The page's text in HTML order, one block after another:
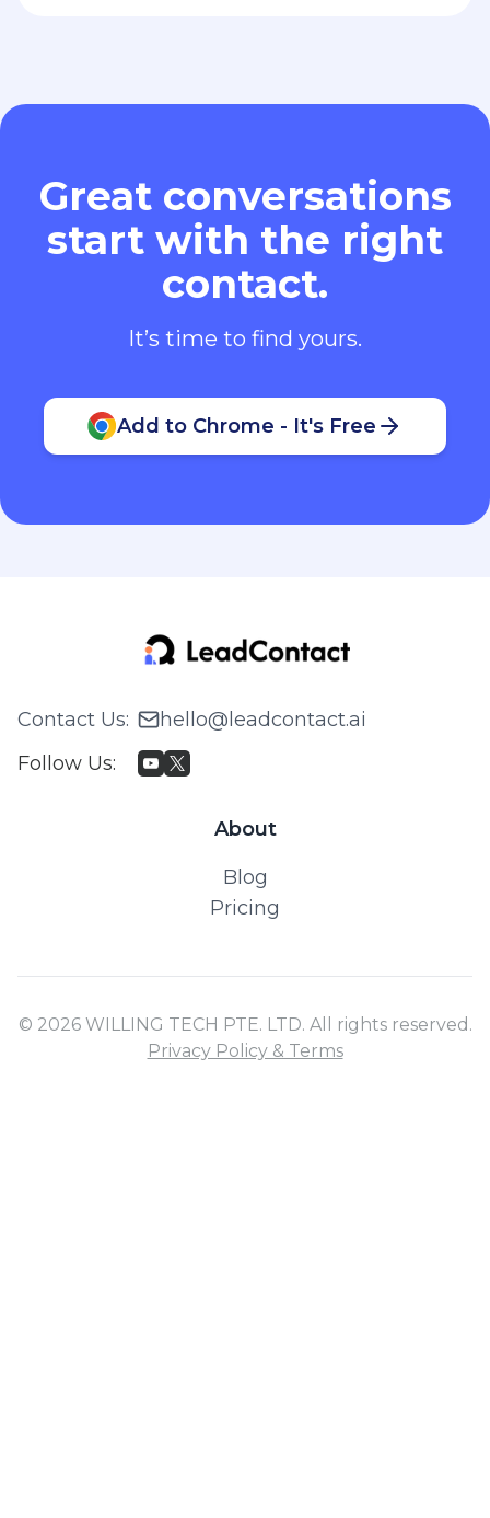
Great conversations
start with the right
contact.
It’s time to find yours.
Add to Chrome - It's Free
Contact Us:
hello@leadcontact.ai
Follow Us:
About
Blog
Pricing
© 2026 WILLING TECH PTE. LTD. All rights reserved.
Privacy Policy & Terms